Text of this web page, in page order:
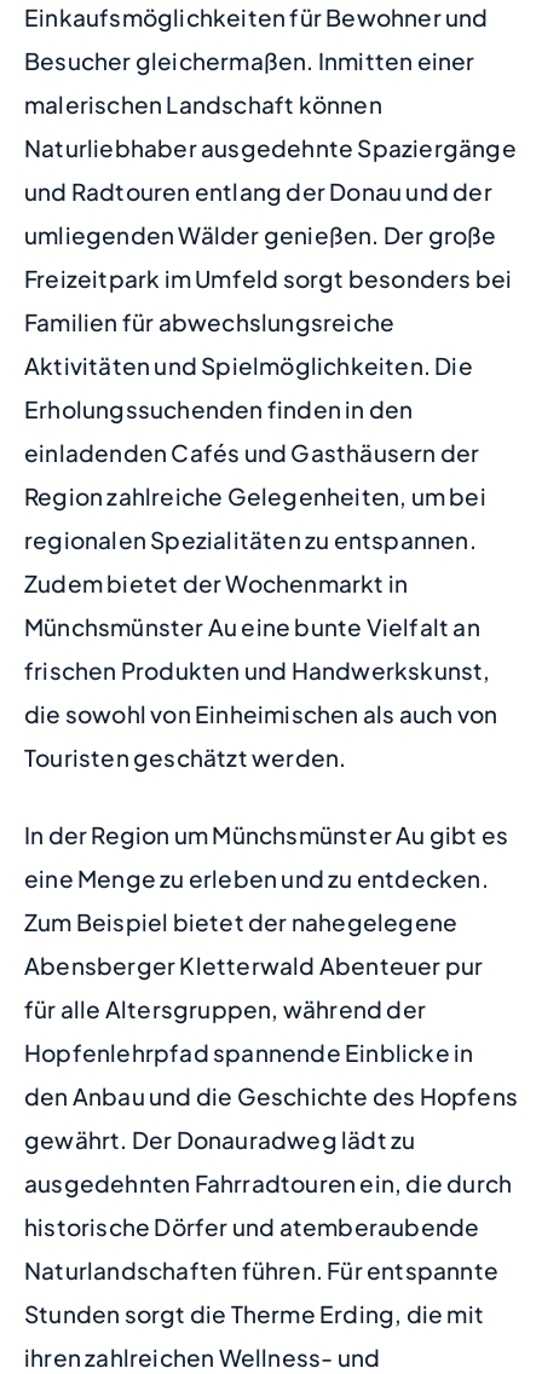
Einkaufsmöglichkeiten für Bewohner und
Besucher gleichermaßen. Inmitten einer
malerischen Landschaft können
Naturliebhaber ausgedehnte Spaziergänge
und Radtouren entlang der Donau und der
umliegenden Wälder genießen. Der große
Freizeitpark im Umfeld sorgt besonders bei
Familien für abwechslungsreiche
Aktivitäten und Spielmöglichkeiten. Die
Erholungssuchenden finden in den
einladenden Cafés und Gasthäusern der
Region zahlreiche Gelegenheiten, um bei
regionalen Spezialitäten zu entspannen.
Zudem bietet der Wochenmarkt in
Münchsmünster Au eine bunte Vielfalt an
frischen Produkten und Handwerkskunst,
die sowohl von Einheimischen als auch von
Touristen geschätzt werden.
In der Region um Münchsmünster Au gibt es
eine Menge zu erleben und zu entdecken.
Zum Beispiel bietet der nahegelegene
Abensberger Kletterwald Abenteuer pur
für alle Altersgruppen, während der
Hopfenlehrpfad spannende Einblicke in
den Anbau und die Geschichte des Hopfens
gewährt. Der Donauradweg lädt zu
ausgedehnten Fahrradtouren ein, die durch
historische Dörfer und atemberaubende
Naturlandschaften führen. Für entspannte
Stunden sorgt die Therme Erding, die mit
ihren zahlreichen Wellness- und